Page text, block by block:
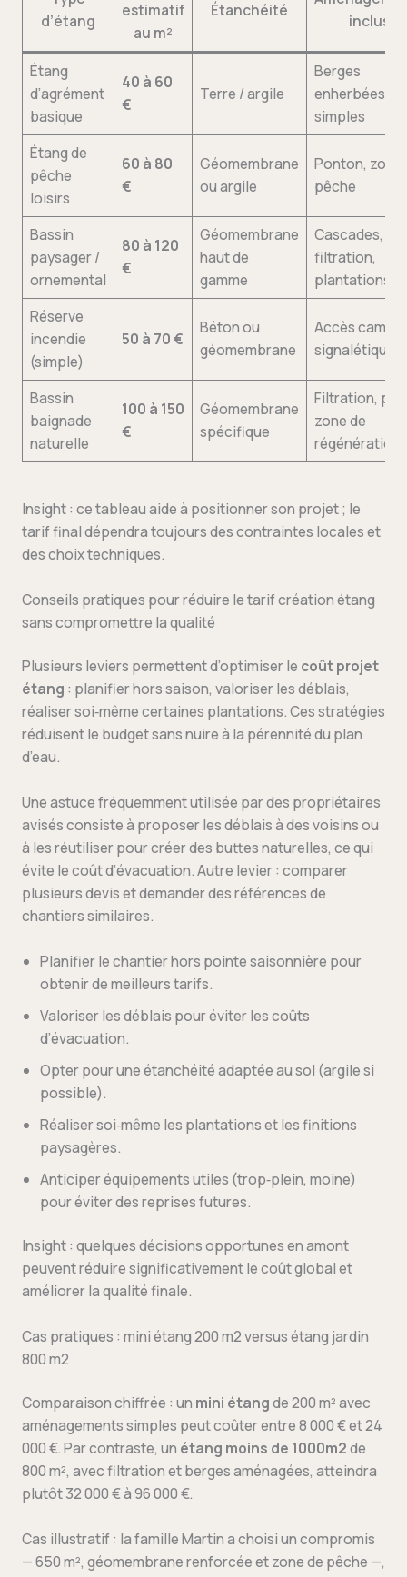
d’étang
estimatif
au m²
Étanchéité
inclus
Étang
d’agrément
basique
40 à 60
€
Terre / argile
Berges
enherbées
simples
Étang de
pêche
loisirs
60 à 80
€
Géomembrane
ou argile
Ponton, zone
pêche
Bassin
paysager /
ornemental
80 à 120
€
Géomembrane
haut de
gamme
Cascades,
filtration,
plantations
Réserve
incendie
(simple)
50 à 70 €
Béton ou
géomembrane
Accès
signalétique
Bassin
baignade
naturelle
100 à 150
€
Géomembrane
spécifique
Filtration,
zone de
régénération
Insight : ce tableau aide à positionner son projet ; le
tarif final dépendra toujours des contraintes locales et
des choix techniques.
Conseils pratiques pour réduire le tarif création étang
sans compromettre la qualité
Plusieurs leviers permettent d’optimiser le coût projet
étang : planifier hors saison, valoriser les déblais,
réaliser soi‑même certaines plantations. Ces stratégies
réduisent le budget sans nuire à la pérennité du plan
d’eau.
Une astuce fréquemment utilisée par des propriétaires
avisés consiste à proposer les déblais à des voisins ou
à les réutiliser pour créer des buttes naturelles, ce qui
évite le coût d’évacuation. Autre levier : comparer
plusieurs devis et demander des références de
chantiers similaires.
Planifier le chantier hors pointe saisonnière pour
obtenir de meilleurs tarifs.
Valoriser les déblais pour éviter les coûts
d’évacuation.
Opter pour une étanchéité adaptée au sol (argile si
possible).
Réaliser soi‑même les plantations et les finitions
paysagères.
Anticiper équipements utiles (trop‑plein, moine)
pour éviter des reprises futures.
Insight : quelques décisions opportunes en amont
peuvent réduire significativement le coût global et
améliorer la qualité finale.
Cas pratiques : mini étang 200 m2 versus étang jardin
800 m2
Comparaison chiffrée : un mini étangde 200 m² avec
aménagements simples peut coûter entre 8 000 € et 24
000 €. Par contraste, un étang moins de 1000m2de
800 m², avec filtration et berges aménagées, atteindra
plutôt 32 000 € à 96 000 €.
Cas illustratif : la famille Martin a choisi un compromis
— 650 m², géomembrane renforcée et zone de pêche —,